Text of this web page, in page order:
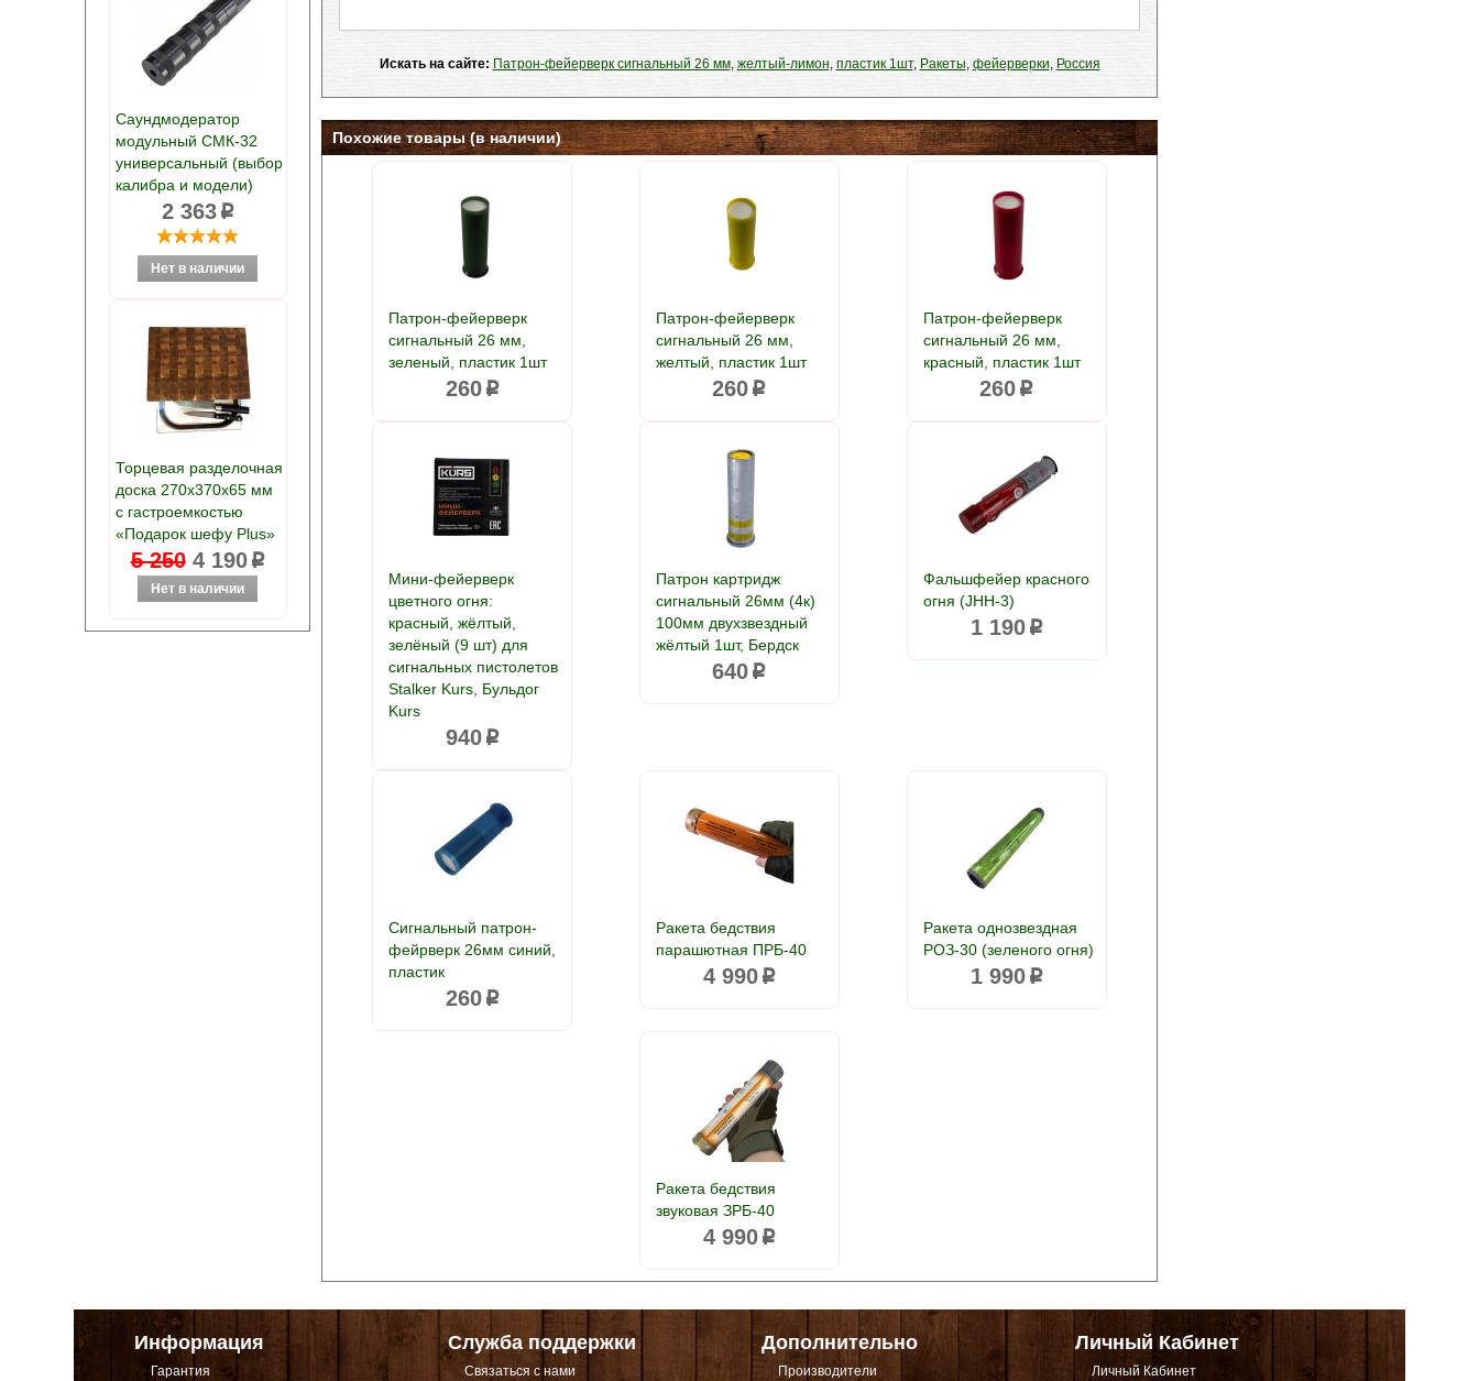
Саундмодератор
модульный СМК-32
универсальный (выбор
калибра и модели)
2 363p
Торцевая разделочная
доска 270х370х65 мм
с гастроемкостью
«Подарок шефу Plus»
5 250 4 190p
Искать на сайте: Патрон-фейерверк сигнальный 26 мм, желтый-лимон, пластик 1шт, Ракеты, фейерверки, Россия
Похожие товары (в наличии)
Патрон-фейерверк
сигнальный 26 мм,
зеленый, пластик 1шт
260p
Патрон-фейерверк
сигнальный 26 мм,
желтый, пластик 1шт
260 p
Патрон-фейерверк
сигнальный 26 мм,
красный, пластик 1шт
260 p
Мини-фейерверк
цветного огня:
красный, жёлтый,
зелёный (9 шт) для
сигнальных пистолетов
Stalker Kurs, Бульдог
Kurs
940p
Патрон картридж
сигнальный 26мм (4к)
100мм двухзвездный
жёлтый 1шт, Бердск
640 p
Фальшфейер красного
огня (JHH-3)
1 190p
Сигнальный патрон-
фейрверк 26мм синий,
пластик
260p
Ракета бедствия
парашютная ПРБ-40
4 990p
Ракета однозвездная
РОЗ-30 (зеленого огня)
1 990p
Ракета бедствия
звуковая ЗРБ-40
4 990 p
Информация
Гарантия
Служба поддержки
Связаться с нами
Дополнительно
Производители
Личный Кабинет
Личный Кабинет